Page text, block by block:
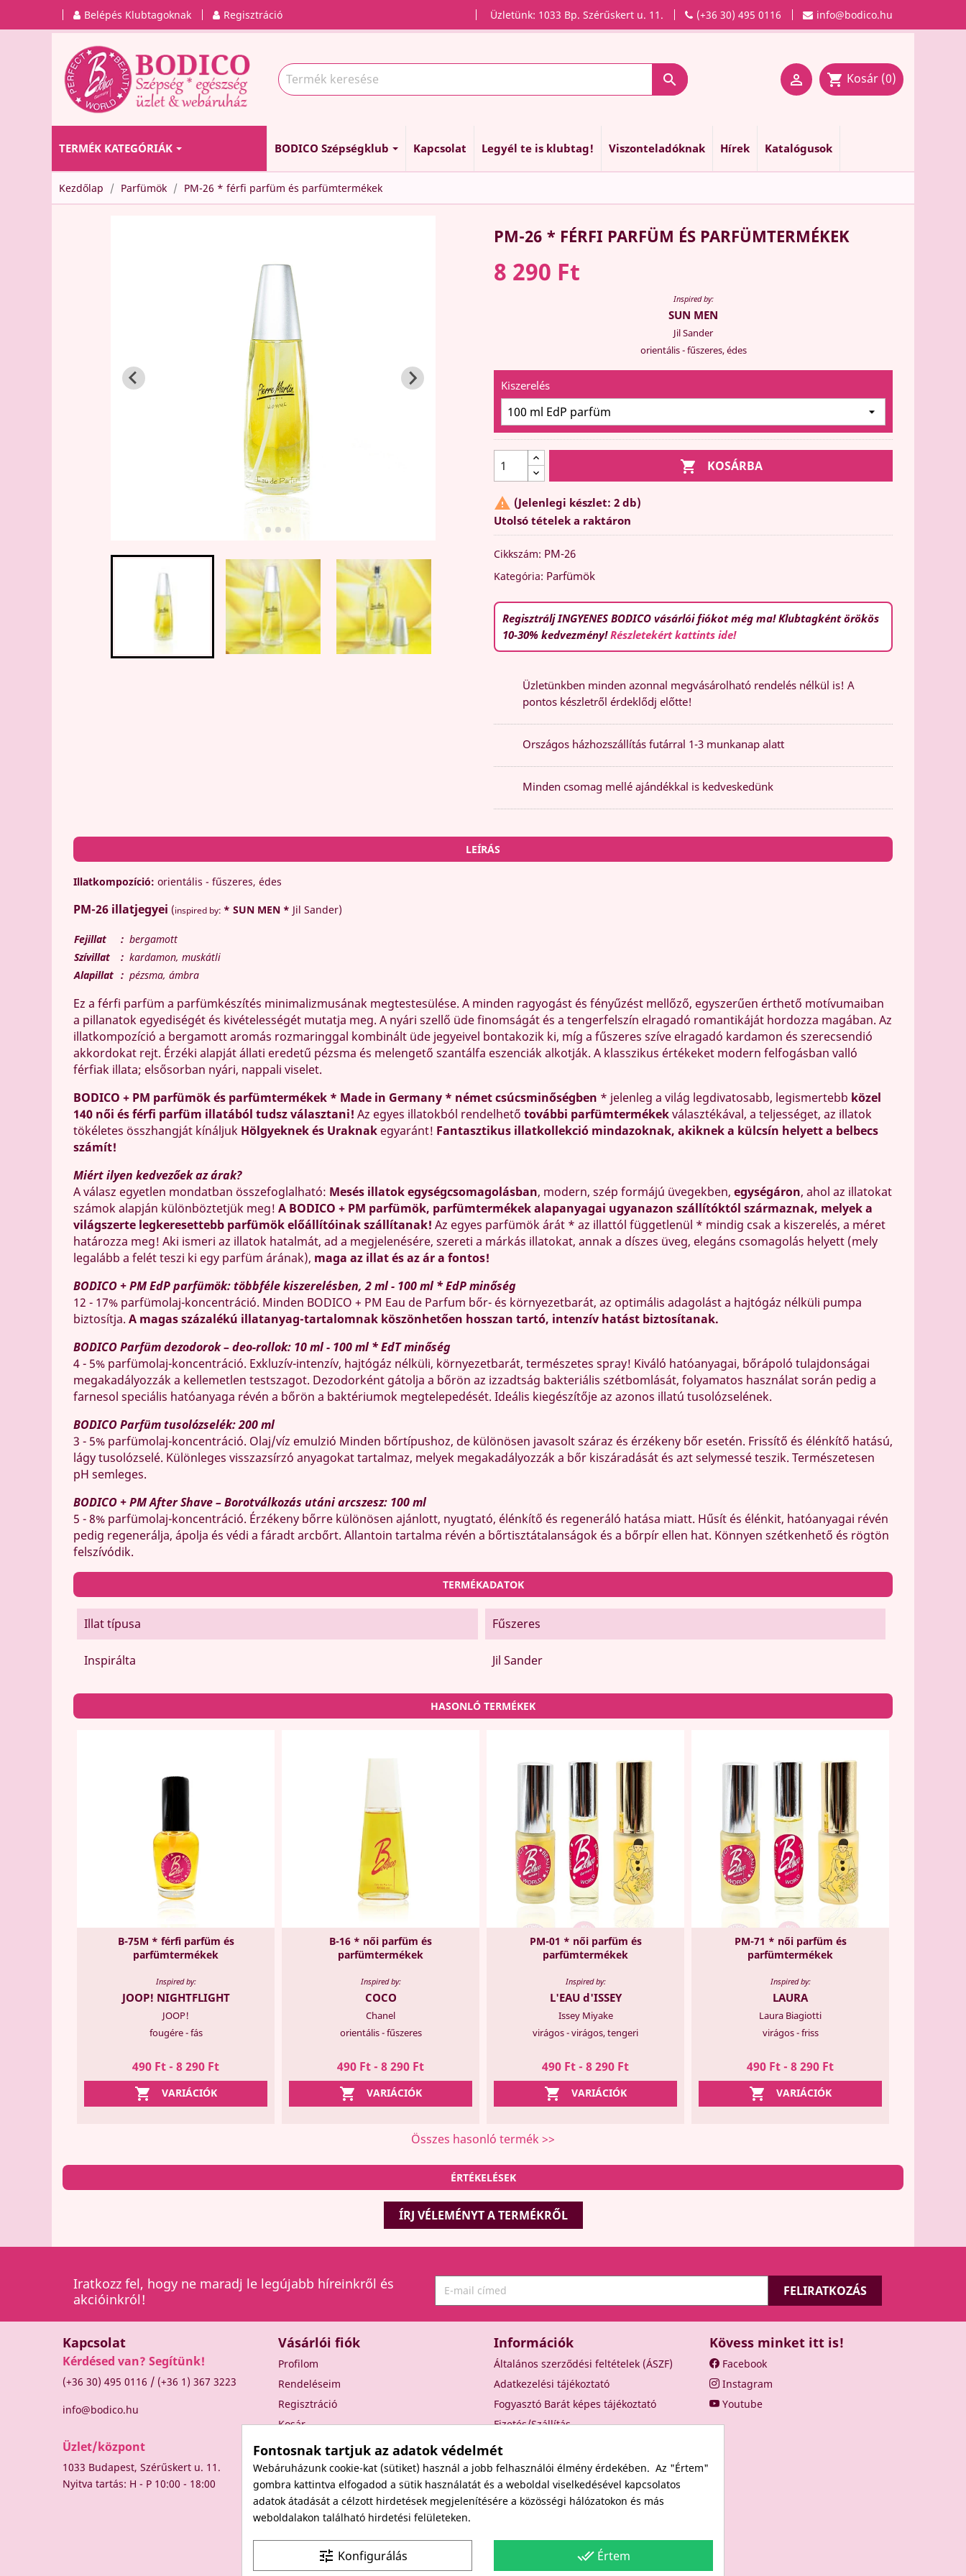
Belépés Klubtagoknak Regisztráció info@bodico.hu
(+36 30) 495 0116
Üzletünk: 1033 Bp. Szérűskert u. 11.
  shopping_cart Kosár (0)
TERMÉK KATEGÓRIÁK BODICO Szépségklub Kapcsolat Legyél te is klubtag! Viszonteladóknak Hírek Katalógusok
Kezdőlap Parfümök PM-26 * férfi parfüm és parfümtermékek
PM-26 * FÉRFI PARFÜM ÉS PARFÜMTERMÉKEK
8 290 Ft
Inspired by:
SUN MEN
Jil Sander
orientális - fűszeres, édes
Kiszerelés
 KOSÁRBA
 (Jelenlegi készlet: 2 db)
Utolsó tételek a raktáron
Cikkszám: PM-26
Kategória: Parfümök
Regisztrálj INGYENES BODICO vásárlói fiókot még ma! Klubtagként örökös
10-30% kedvezmény!Részletekért kattints ide!
Üzletünkben minden azonnal megvásárolható rendelés nélkül is! A
pontos készletről érdeklődj előtte!
Országos házhozszállítás futárral 1-3 munkanap alatt
Minden csomag mellé ajándékkal is kedveskedünk
LEÍRÁS
Illatkompozíció: orientális - fűszeres, édes
PM-26 illatjegyei (inspired by: * SUN MEN * Jil Sander)
Fejillat : bergamott
Szívillat
: kardamon, muskátli
Alapillat : pézsma, ámbra
Ez a férfi parfüm a parfümkészítés minimalizmusának megtestesülése. A minden ragyogást és fényűzést mellőző, egyszerűen érthető motívumaiban
a pillanatok egyediségét és kivételességét mutatja meg. A nyári szellő üde finomságát és a tengerfelszín elragadó romantikáját hordozza magában. Az
illatkompozíció a bergamott aromás rozmaringgal kombinált üde jegyeivel bontakozik ki, míg a fűszeres szíve elragadó kardamon és szerecsendió
akkordokat rejt. Érzéki alapját állati eredetű pézsma és melengető szantálfa eszenciák alkotják. A klasszikus értékeket modern felfogásban valló
férfiak illata; elsősorban nyári, nappali viselet.
BODICO + PM parfümök és parfümtermékek * Made in Germany * német csúcsminőségben * jelenleg a világ legdivatosabb, legismertebb közel
140 női és férfi parfüm illatából tudsz választani! Az egyes illatokból rendelhető további parfümtermékekválasztékával, a teljességet, az illatok
tökéletes összhangját kínáljuk Hölgyeknek és Uraknak egyaránt! Fantasztikus illatkollekció mindazoknak, akiknek a külcsín helyett a belbecs
számít!
Miért ilyen kedvezőek az árak?
A válasz egyetlen mondatban összefoglalható: Mesés illatok egységcsomagolásban, modern, szép formájú üvegekben, egységáron, ahol az illatokat
számok alapján különböztetjük meg! A BODICO + PM parfümök, parfümtermékek alapanyagai ugyanazon szállítóktól származnak, melyek a
világszerte legkeresettebb parfümök előállítóinak szállítanak! Az egyes parfümök árát * az illattól függetlenül * mindig csak a kiszerelés, a méret
határozza meg! Aki ismeri az illatok hatalmát, ad a megjelenésére, szereti a márkás illatokat, annak a díszes üveg, elegáns csomagolás helyett (mely
legalább a felét teszi ki egy parfüm árának), maga az illat és az ár a fontos!
BODICO + PM EdP parfümök: többféle kiszerelésben, 2 ml - 100 ml * EdP minőség
12 - 17% parfümolaj-koncentráció. Minden BODICO + PM Eau de Parfum bőr- és környezetbarát, az optimális adagolást a hajtógáz nélküli pumpa
biztosítja. A magas százalékú illatanyag-tartalomnak köszönhetően hosszan tartó, intenzív hatást biztosítanak.
BODICO Parfüm dezodorok – deo-rollok: 10 ml - 100 ml * EdT minőség
4 - 5% parfümolaj-koncentráció. Exkluzív-intenzív, hajtógáz nélküli, környezetbarát, természetes spray! Kiváló hatóanyagai, bőrápoló tulajdonságai
megakadályozzák a kellemetlen testszagot. Dezodorként gátolja a bőrön az izzadtság bakteriális szétbomlását, folyamatos használat során pedig a
farnesol speciális hatóanyaga révén a bőrön a baktériumok megtelepedését. Ideális kiegészítője az azonos illatú tusolózselének.
BODICO Parfüm tusolózselék: 200 ml
3 - 5% parfümolaj-koncentráció. Olaj/víz emulzió Minden bőrtípushoz, de különösen javasolt száraz és érzékeny bőr esetén. Frissítő és élénkítő hatású,
lágy tusolózselé. Különleges visszazsírzó anyagokat tartalmaz, melyek megakadályozzák a bőr kiszáradását és azt selymessé teszik. Természetesen
pH semleges.
BODICO + PM After Shave – Borotválkozás utáni arcszesz: 100 ml
5 - 8% parfümolaj-koncentráció. Érzékeny bőrre különösen ajánlott, nyugtató, élénkítő és regeneráló hatása miatt. Hűsít és élénkit, hatóanyagai révén
pedig regenerálja, ápolja és védi a fáradt arcbőrt. Allantoin tartalma révén a bőrtisztátalanságok és a bőrpír ellen hat. Könnyen szétkenhető és rögtön
felszívódik.
TERMÉKADATOK
Illat típusa Fűszeres
Inspirálta Jil Sander
HASONLÓ TERMÉKEK
B-75M * férfi parfüm és
parfümtermékek
Inspired by:
JOOP! NIGHTFLIGHT
JOOP!
fougére - fás
490 Ft - 8 290 Ft
 VARIÁCIÓK
B-16 * női parfüm és
parfümtermékek
Inspired by:
COCO
Chanel
orientális - fűszeres
490 Ft - 8 290 Ft
 VARIÁCIÓK
PM-01 * női parfüm és
parfümtermékek
Inspired by:
L'EAU d'ISSEY
Issey Miyake
virágos - virágos, tengeri
490 Ft - 8 290 Ft
 VARIÁCIÓK
PM-71 * női parfüm és
parfümtermékek
Inspired by:
LAURA
Laura Biagiotti
virágos - friss
490 Ft - 8 290 Ft
 VARIÁCIÓK
Összes hasonló termék >>
ÉRTÉKELÉSEK
ÍRJ VÉLEMÉNYT A TERMÉKRŐL
Iratkozz fel, hogy ne maradj le legújabb híreinkről és
akcióinkról!
Kapcsolat
Kérdésed van? Segítünk!
(+36 30) 495 0116 / (+36 1) 367 3223
info@bodico.hu
Üzlet/központ
1033 Budapest, Szérűskert u. 11.
Nyitva tartás: H - P 10:00 - 18:00
Vásárlói fiók
Profilom
Rendeléseim
Regisztráció
Kosár
Információk
Általános szerződési feltételek (ÁSZF)
Adatkezelési tájékoztató
Fogyasztó Barát képes tájékoztató
Fizetés/Szállítás
Elállási nyilatkozat
Elállás a szerződéstől
Rólunk
Kapcsolat
Kövess minket itt is!
Facebook
Instagram
Youtube
Site protected by reCAPTCHA. Terms
Fontosnak tartjuk az adatok védelmét
Webáruházunk cookie-kat (sütiket) használ a jobb felhasználói élmény érdekében. Az "Értem"
gombra kattintva elfogadod a sütik használatát és a weboldal viselkedésével kapcsolatos
adatok átadását a célzott hirdetések megjelenítésére a közösségi hálózatokon és más
weboldalakon található hirdetési felületeken.
done_all Értem
tune Konfigurálás